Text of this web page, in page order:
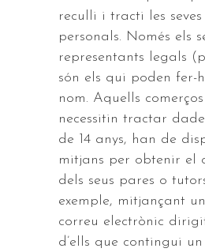
reculli i tracti les
personals. Només els
representants legals
són els qui poden fer-
nom. Aquells
necessitin tractar
de 14 anys, han de
mitjans per obtenir el
dels seus pares o
exemple, mitjançant
correu electrònic
d’ells que contingui